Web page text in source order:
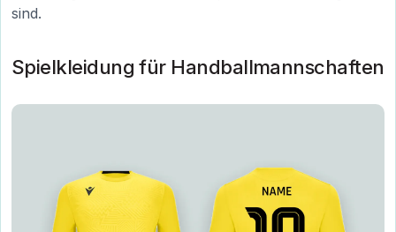
sind.
Spielkleidung für Handballmannschaften